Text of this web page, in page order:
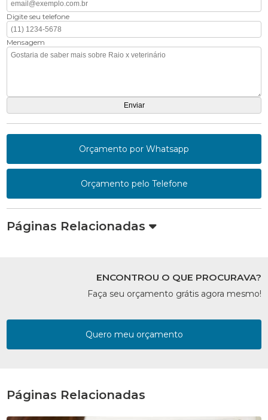
Digite seu telefone
Mensagem
Orçamento por Whatsapp
Orçamento pelo Telefone
Páginas Relacionadas
ENCONTROU O QUE PROCURAVA?
Faça seu orçamento grátis agora mesmo!
Quero meu orçamento
Páginas Relacionadas